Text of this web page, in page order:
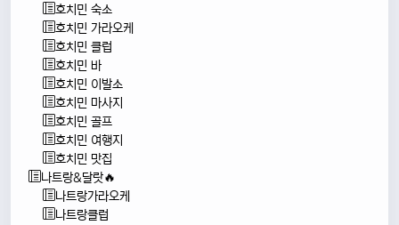
호치민 숙소
호치민 가라오케
호치민 클럽
호치민 바
호치민 이발소
호치민 마사지
호치민 골프
호치민 여행지
호치민 맛집
나트랑&달랏🔥
나트랑가라오케
나트랑클럽